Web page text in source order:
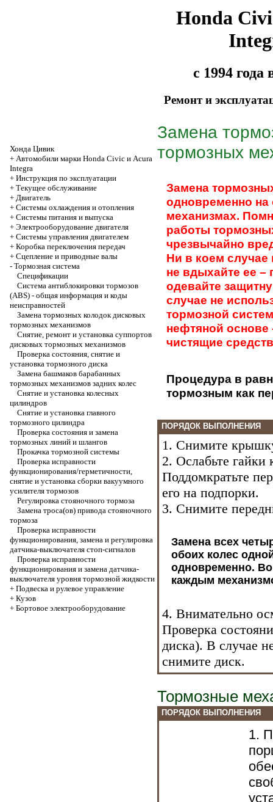
Honda
с 1994 года
Ремонт и
Хонда Цивик
+ Автомобили марки Honda Civic и Acura
Integra
+ Инструкция по эксплуатации
+ Текущее обслуживание
+ Двигатель
+ Системы охлаждения и отопления
+ Системы питания и выпуска
+ Электрооборудование двигателя
+ Системы управления двигателем
+ Коробка переключения передач
+ Cцепление и приводные валы
- Тормозная система
Спецификации
Система антиблокировки тормозов
(ABS) - общая информация и коды
неисправностей
Замена тормозных колодок дисковых
тормозных механизмов
Снятие, ремонт и установка суппортов
дисковых тормозных механизмов
Проверка состояния, снятие и
установка тормозного диска
Замена башмаков барабанных
тормозных механизмов задних колес
Снятие и установка колесных
цилиндров
Снятие и установка главного
тормозного цилиндра
Проверка состояния и замена
тормозных линий и шлангов
Прокачка тормозной системы
Проверка исправности
функционирования/герметичности,
снятие и установка сборки вакуумного
усилителя тормозов
Регулировка стояночного тормоза
Замена троса(ов) привода стояночного
тормоза
Проверка исправности
функционирования, замена и регулировка
датчика-выключателя стоп-сигналов
Проверка исправности
функционирования и замена датчика-
выключателя уровня тормозной жидкости
+ Подвеска и рулевое управление
+ Кузов
+ Бортовое электрооборудование
Замена
тормозных
Замена
одновременно на
механизмах.
работы
чрезвычайно
Ни в коем
не вдыхайте ее
одевайте
случае не
тормозной
нефтяной
чистящие
Процедура в
тормозным как
ПОРЯДОК ВЫПОЛНЕНИЯ
1. Снимите
2. Ослабьте гайки
Поддомкратьте
его на подпорки.
3. Снимите
Замена всех
обоих колес
одновременно.
каждым
4. Внимательно
Проверка
диска). В случае
снимите диск.
Тормозные
ПОРЯДОК ВЫПОЛНЕНИЯ
1.